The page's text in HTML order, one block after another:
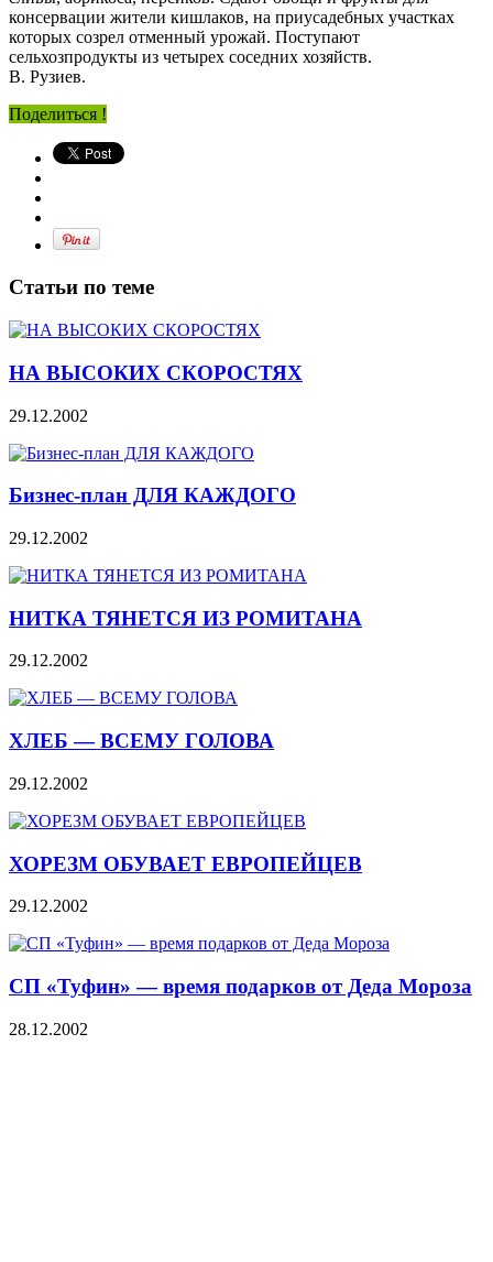
консервации жители кишлаков, на приусадебных участках
которых созрел отменный урожай. Поступают
сельхозпродукты из четырех соседних хозяйств.
В. Рузиев.
Поделиться !
Статьи по теме
НА ВЫСОКИХ СКОРОСТЯХ
29.12.2002
Бизнес-план ДЛЯ КАЖДОГО
29.12.2002
НИТКА ТЯНЕТСЯ ИЗ РОМИТАНА
29.12.2002
ХЛЕБ — ВСЕМУ ГОЛОВА
29.12.2002
ХОРЕЗМ ОБУВАЕТ ЕВРОПЕЙЦЕВ
29.12.2002
СП «Туфин» — время подарков от Деда Мороза
28.12.2002